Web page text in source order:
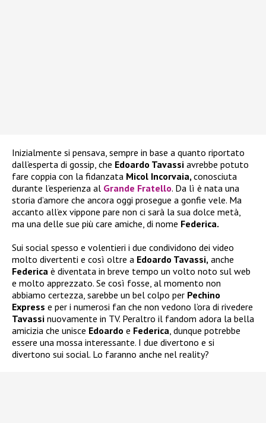
Inizialmente si pensava, sempre in base a quanto riportato
dall’esperta di gossip, che Edoardo Tavassi avrebbe potuto
fare coppia con la fidanzata Micol Incorvaia,conosciuta
durante l’esperienza al Grande Fratello. Da lì è nata una
storia d’amore che ancora oggi prosegue a gonfie vele. Ma
accanto all’ex vippone pare non ci sarà la sua dolce metà,
ma una delle sue più care amiche, di nome Federica.
Sui social spesso e volentieri i due condividono dei video
molto divertenti e così oltre a Edoardo Tavassi, anche
Federica è diventata in breve tempo un volto noto sul web
e molto apprezzato. Se così fosse, al momento non
abbiamo certezza, sarebbe un bel colpo per Pechino
Express e per i numerosi fan che non vedono l’ora di rivedere
Tavassi nuovamente in TV. Peraltro il fandom adora la bella
amicizia che unisce Edoardo e Federica, dunque potrebbe
essere una mossa interessante. I due divertono e si
divertono sui social. Lo faranno anche nel reality?